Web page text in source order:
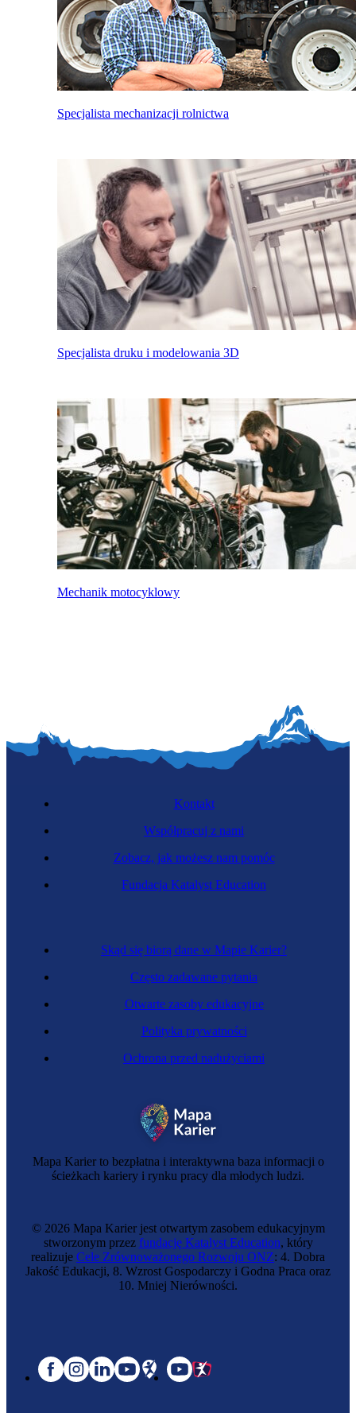
Specjalista mechanizacji rolnictwa
Specjalista druku i modelowania 3D
Mechanik motocyklowy
Mapa Karier to bezpłatna i interaktywna baza informacji o
ścieżkach kariery i rynku pracy dla młodych ludzi.
Skąd się biorą dane w Mapie Karier?
Często zadawane pytania
Otwarte zasoby edukacyjne
Polityka prywatności
Ochrona przed nadużyciami
Kontakt
Współpracuj z nami
Zobacz, jak możesz nam pomóc
Fundacja Katalyst Education
© 2026 Mapa Karier jest otwartym zasobem edukacyjnym
stworzonym przez fundację Katalyst Education, który
realizuje Cele Zrównoważonego Rozwoju ONZ: 4. Dobra
Jakość Edukacji, 8. Wzrost Gospodarczy i Godna Praca oraz
10. Mniej Nierówności.